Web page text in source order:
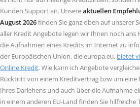
Kunden Support an. Unsereaktuellen
August 2026finden Sie ganz oben auf unserer
aller Kredit Angebote legen wir Ihnen noch ans
die Aufnahmen eines Kredits im Internet zu
der Europäischen Union, die europa.eu, bietet
Online Kredit. Wie kann ich Angebote
Rücktritt von einem Kreditvertrag bzw um eine
Ihres Darlehens und auch über die Aufnahme
in einem anderen EU-Land finden Sie hilfreiche